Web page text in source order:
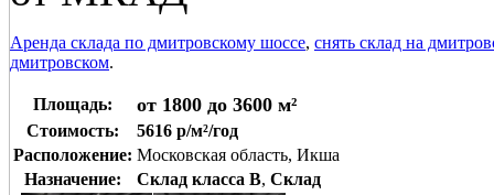
Аренда склада по дмитровскому шоссе, снять склад на
дмитровском.
Площадь: от 1800 до 3600 м²
Стоимость:
5616 р/м²/год
Расположение: Московская область, Икша
Назначение:
Склад класса B, Склад